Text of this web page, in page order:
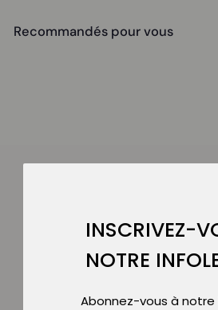
Recommandés pour vous
cartes pliable
$29.95À
P
INSCRIVEZ-
NOTRE
Abonnez-vous à